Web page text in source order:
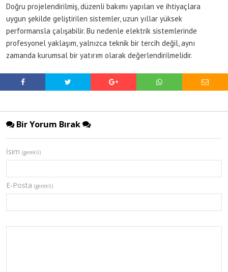
Doğru projelendirilmiş, düzenli bakımı yapılan ve ihtiyaçlara
uygun şekilde geliştirilen sistemler, uzun yıllar yüksek
performansla çalışabilir. Bu nedenle elektrik sistemlerinde
profesyonel yaklaşım, yalnızca teknik bir tercih değil, aynı
zamanda kurumsal bir yatırım olarak değerlendirilmelidir.
Bir Yorum Bırak
İsim (gerekli)
E-Posta (gerekli)